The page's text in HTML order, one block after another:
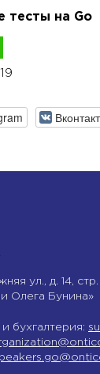
тесты на Go
ул., д. 14,
Олега Бунина»
бухгалтерия: